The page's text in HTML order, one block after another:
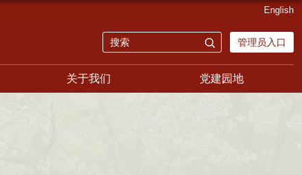
管理员入口
English
关于我们 党建园地